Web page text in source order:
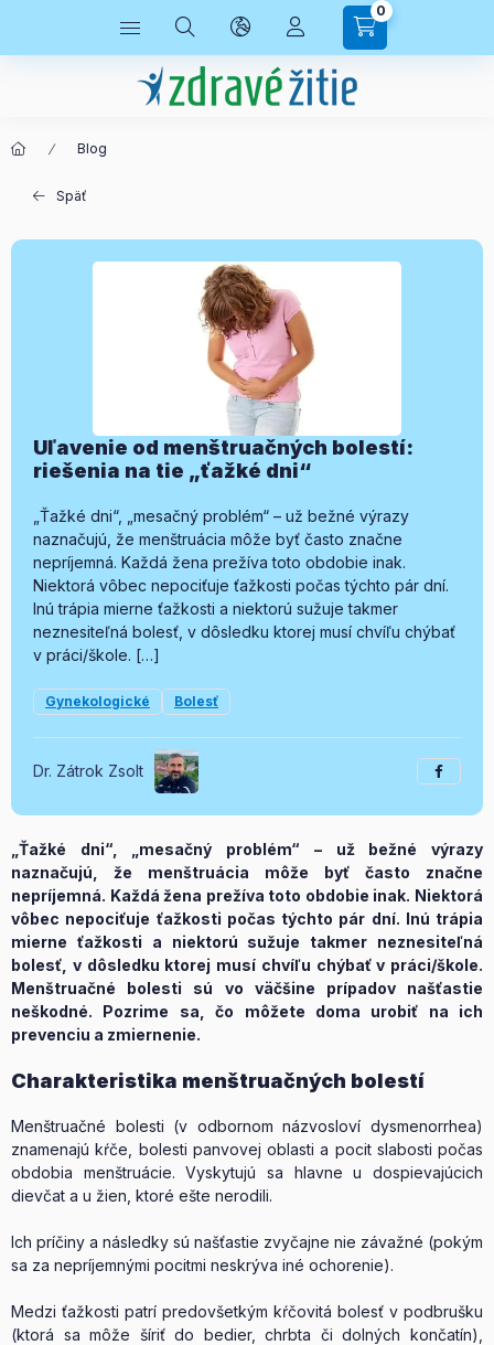
0
Blog
Späť
Uľavenie od menštruačných bolestí:
riešenia na tie „ťažké dni“
„Ťažké dni“, „mesačný problém“ – už bežné výrazy
naznačujú, že menštruácia môže byť často značne
nepríjemná. Každá žena prežíva toto obdobie inak.
Niektorá vôbec nepociťuje ťažkosti počas týchto pár dní.
Inú trápia mierne ťažkosti a niektorú sužuje takmer
neznesiteľná bolesť, v dôsledku ktorej musí chvíľu chýbať
v práci/škole. […]
Gynekologické Bolesť
Dr. Zátrok Zsolt
„Ťažké dni“, „mesačný problém“ – už bežné výrazy
naznačujú, že menštruácia môže byť často značne
nepríjemná. Každá žena prežíva toto obdobie inak. Niektorá
vôbec nepociťuje ťažkosti počas týchto pár dní. Inú trápia
mierne ťažkosti a niektorú sužuje takmer neznesiteľná
bolesť, v dôsledku ktorej musí chvíľu chýbať v práci/škole.
Menštruačné bolesti sú vo väčšine prípadov našťastie
neškodné. Pozrime sa, čo môžete doma urobiť na ich
prevenciu a zmiernenie.
Charakteristika menštruačných bolestí
Menštruačné bolesti (v odbornom názvosloví dysmenorrhea)
znamenajú kŕče, bolesti panvovej oblasti a pocit slabosti počas
obdobia menštruácie. Vyskytujú sa hlavne u dospievajúcich
dievčat a u žien, ktoré ešte nerodili.
Ich príčiny a následky sú našťastie zvyčajne nie závažné (pokým
sa za nepríjemnými pocitmi neskrýva iné ochorenie).
Medzi ťažkosti patrí predovšetkým kŕčovitá bolesť v podbrušku
(ktorá sa môže šíriť do bedier, chrbta či dolných končatín),